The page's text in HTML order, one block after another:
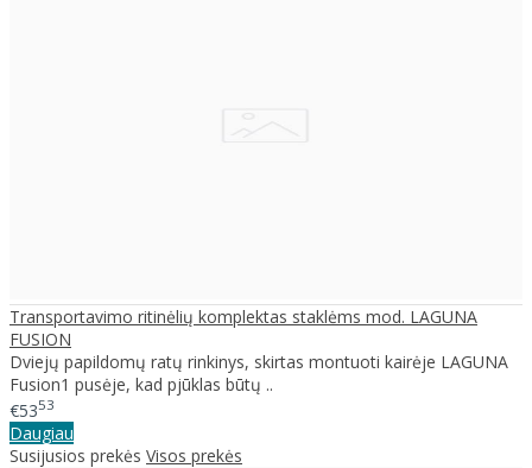
Transportavimo ritinėlių komplektas staklėms mod. LAGUNA
FUSION
Dviejų papildomų ratų rinkinys, skirtas montuoti kairėje LAGUNA
Fusion1 pusėje, kad pjūklas būtų ..
€5353
Daugiau
Susijusios prekės Visos prekės